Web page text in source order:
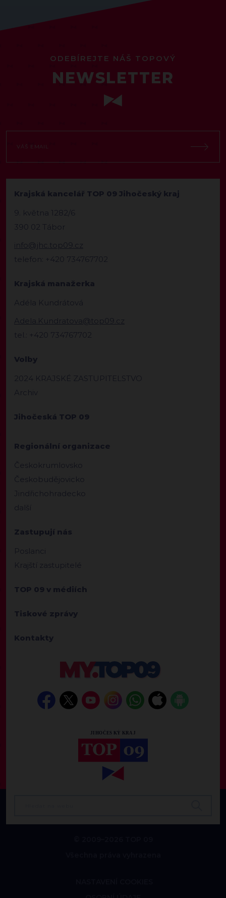
ODEBÍREJTE NÁŠ TOPOVÝ
NEWSLETTER
Krajská kancelář TOP 09 Jihočeský kraj
9. května 1282/6
390 02 Tábor
info@jhc.top09.cz
telefon: +420 734767702
Krajská manažerka
Adéla Kundrátová
Adela.Kundratova@top09.cz
tel.: +420 734767702
Volby
2024 KRAJSKÉ ZASTUPITELSTVO
Archiv
Jihočeská TOP 09
Regionální organizace
Českokrumlovsko
Českobudějovicko
Jindřichohradecko
další
Zastupují nás
Poslanci
Krajští zastupitelé
TOP 09 v médiích
Tiskové zprávy
Kontakty